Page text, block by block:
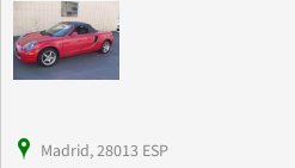
Madrid, 28013 ESP